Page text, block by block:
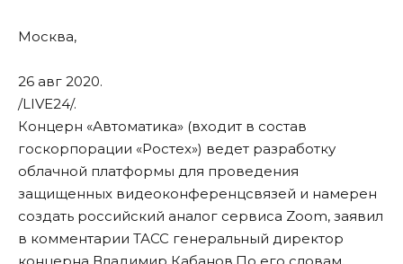
Москва,
26 авг 2020.
/LIVE24/.
Концерн «Автоматика» (входит в состав
госкорпорации «Ростех») ведет разработку
облачной платформы для проведения
защищенных видеоконференцсвязей и намерен
создать российский аналог сервиса Zoom, заявил
в комментарии ТАСС генеральный директор